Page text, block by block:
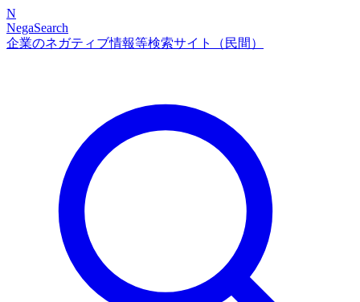
N
NegaSearch
企業のネガティブ情報等検索サイト（民間）